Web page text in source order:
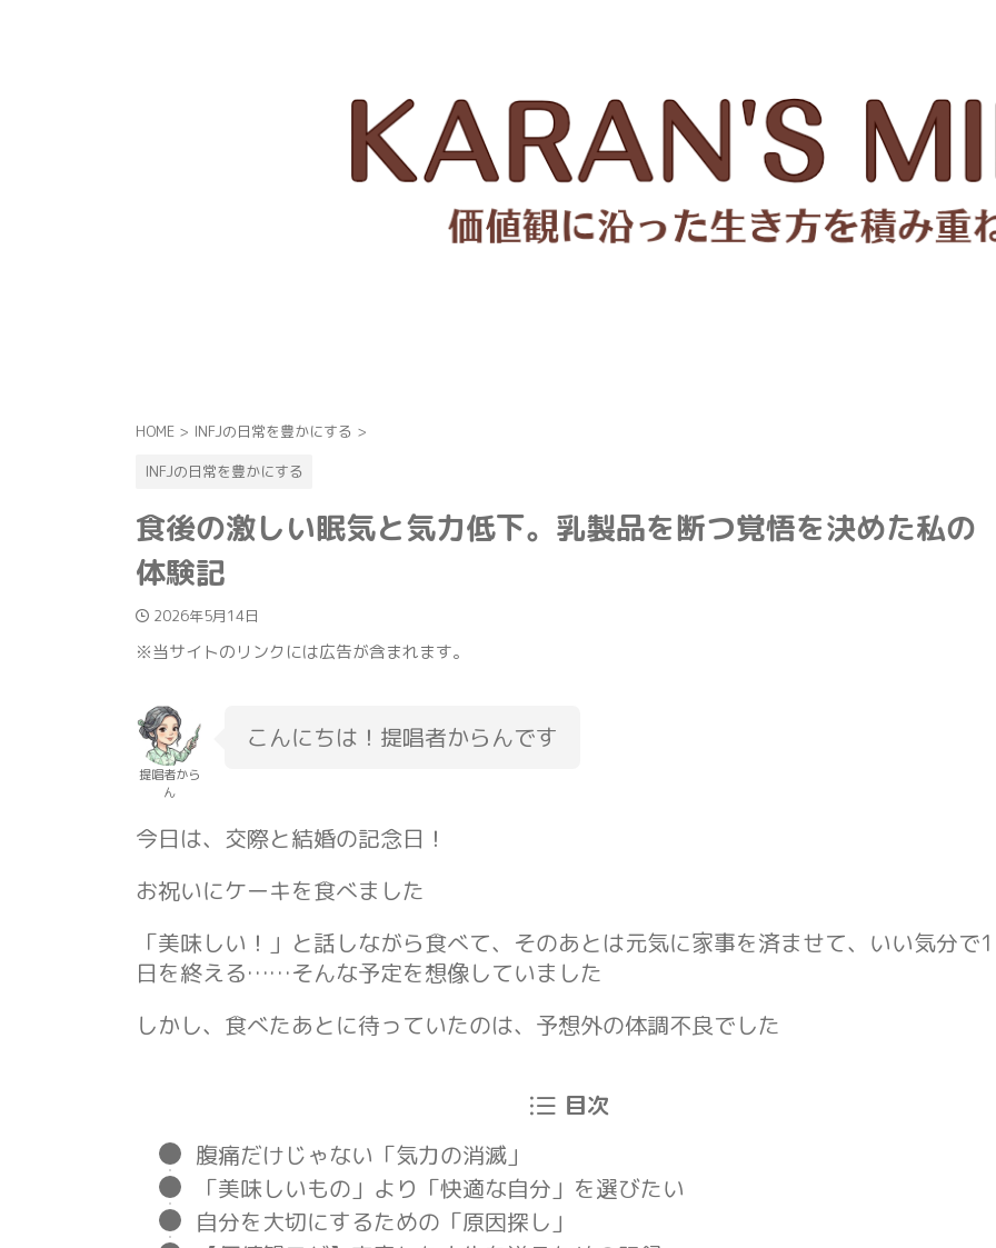
HOME > INFJの日常を豊かにする >
INFJの日常を豊かにする
食後の激しい眠気と気力低下。乳製品を断つ覚悟を決めた私の
体験記
2026年5月14日
※当サイトのリンクには広告が含まれます。
提唱者から
ん
こんにちは！提唱者からんです
今日は、交際と結婚の記念日！
お祝いにケーキを食べました
「美味しい！」と話しながら食べて、そのあとは元気に家事を済ませて、いい気分で1
日を終える……そんな予定を想像していました
しかし、食べたあとに待っていたのは、予想外の体調不良でした
目次
腹痛だけじゃない「気力の消滅」
「美味しいもの」より「快適な自分」を選びたい
自分を大切にするための「原因探し」